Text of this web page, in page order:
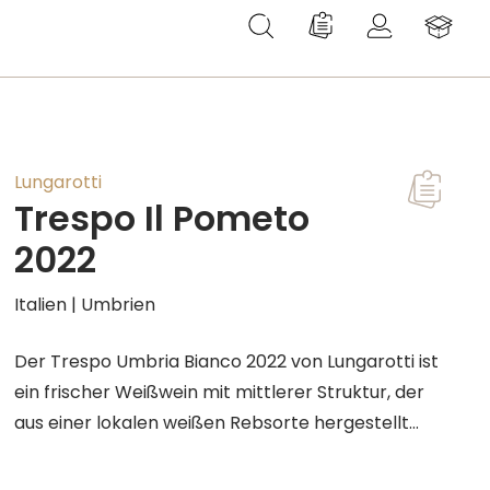
Du hast 0 Produkte
Lungarotti
Trespo Il Pometo
2022
Italien | Umbrien
Der Trespo Umbria Bianco 2022 von Lungarotti ist
ein frischer Weißwein mit mittlerer Struktur, der
aus einer lokalen weißen Rebsorte hergestellt